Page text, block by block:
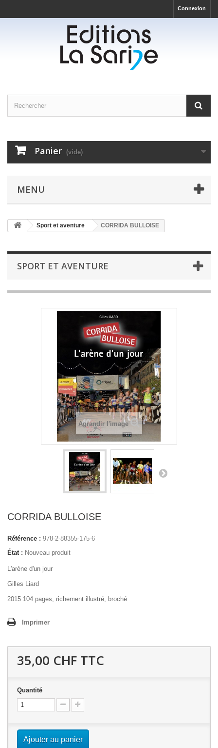
Connexion
Panier (vide)
MENU
Sport et aventure CORRIDA BULLOISE
SPORT ET AVENTURE
Agrandir l'image
CORRIDA BULLOISE
Référence : 978-2-88355-175-6
État : Nouveau produit
L'arène d'un jour
Gilles Liard
2015 104 pages, richement illustré, broché
Imprimer
35,00 CHF TTC
Quantité
Ajouter au panier